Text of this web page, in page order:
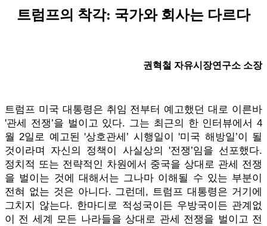
트럼프의 착각: 국가와 회사는 다르다
권혁철 자유시장연구소 소장
트럼프 미국 대통령은 취임 전부터 예고했던 대로 이른바
'관세 전쟁’을 벌이고 있다. 그는 최근의 한 인터뷰에서 4
월 2일로 예고된 '상호관세’ 시행일이 '미국 해방일’이 될
것이라며 자신의 정책이 사실상의 '전쟁’임을 선포했다.
정치적 또는 전략적인 차원에서 중국을 상대로 관세 전쟁
을 벌이는 것에 대해서는 그나마 이해될 수 있는 부분이
전혀 없는 것은 아니다. 그런데, 트럼프 대통령은 거기에
그치지 않는다. 한마디로 적성국이든 우방국이든 관계없
이 전 세계 모든 나라들을 상대로 관세 전쟁을 벌이고 전